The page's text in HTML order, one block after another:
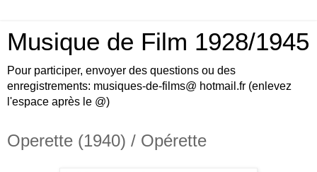
Musique de Film 1928/1945
Pour participer, envoyer des questions ou des
enregistrements: musiques-de-films@ hotmail.fr (enlevez
l'espace après le @)
Operette (1940) / Opérette